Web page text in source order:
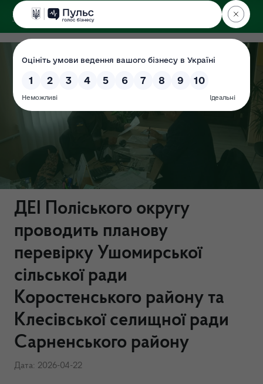
ДЕРЖЕКОІНСПЕКЦІЯ
Поліського округу
ДЕІ Поліського округу
проводить планову
перевірку Ушомирської
сільської ради
Коростенського району та
Клесівської селищної ради
Сарненського району
Дата: 2026-04-22